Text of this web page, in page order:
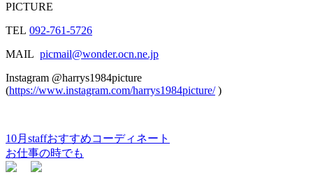
PICTURE
TEL 092-761-5726
MAIL picmail@wonder.ocn.ne.jp
Instagram @harrys1984picture
(https://www.instagram.com/harrys1984picture/)
投
稿
10月staffおすすめコーディネート
お仕事の時でも